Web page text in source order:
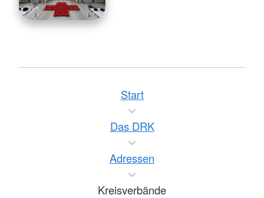
Start
Das DRK
Adressen
Kreisverbände